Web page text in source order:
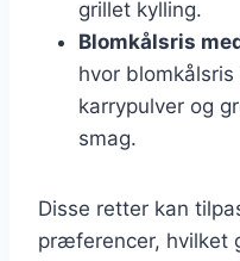
grillet kylling.
Blomkålsris
hvor
karrypulver og
smag.
Disse retter kan
præferencer, hvilket